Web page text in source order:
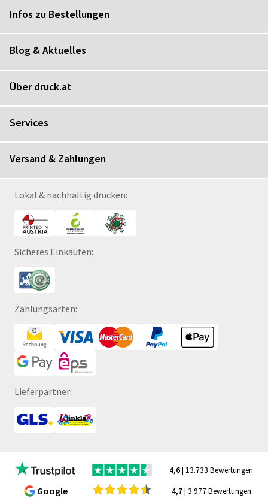
Infos zu Bestellungen
Blog & Aktuelles
Über druck.at
Services
Versand & Zahlungen
Lokal & nachhaltig drucken:
Sicheres Einkaufen:
Zahlungsarten:
Lieferpartner:
4,6| 13.733 Bewertungen
Google 4,7| 3.977 Bewertungen